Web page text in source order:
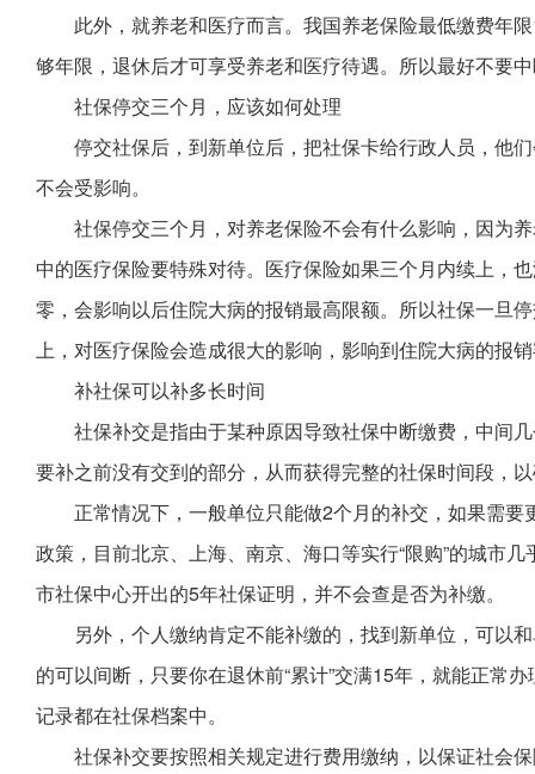
此外，就养老和医疗而言。我国养老保险最低缴费年
够年限，退休后才可享受养老和医疗待遇。所以最好不要
社保停交三个月，应该如何处理
停交社保后，到新单位后，把社保卡给行政人员，他
不会受影响。
社保停交三个月，对养老保险不会有什么影响，因为
中的医疗保险要特殊对待。医疗保险如果三个月内续上，
零，会影响以后住院大病的报销最高限额。所以社保一旦
上，对医疗保险会造成很大的影响，影响到住院大病的报
补社保可以补多长时间
社保补交是指由于某种原因导致社保中断缴费，中间
要补之前没有交到的部分，从而获得完整的社保时间段，
正常情况下，一般单位只能做2个月的补交，如果需
政策，目前北京、上海、南京、海口等实行“限购”的城市
市社保中心开出的5年社保证明，并不会查是否为补缴。
另外，个人缴纳肯定不能补缴的，找到新单位，可以
的可以间断，只要你在退休前“累计”交满15年，就能正常
记录都在社保档案中。
社保补交要按照相关规定进行费用缴纳，以保证社会